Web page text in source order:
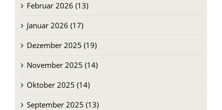
Februar 2026 (13)
Januar 2026 (17)
Dezember 2025 (19)
November 2025 (14)
Oktober 2025 (14)
September 2025 (13)